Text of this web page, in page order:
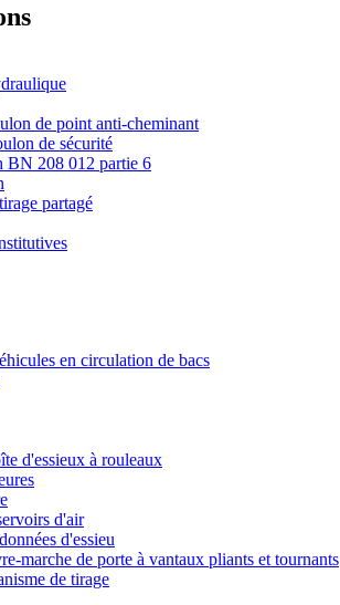
de point anti-cheminant
de sécurité
BN 208 012 partie 6
partagé
en circulation de bacs
d'essieux à rouleaux
d'air
d'essieu
marche de porte à vantaux pliants et tournants
de tirage